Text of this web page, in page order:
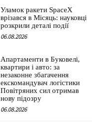
Уламок ракети SpaceX
врізався в Місяць: науковці
розкрили деталі події
06.08.2026
Апартаменти в Буковелі,
квартири і авто: за
незаконне збагачення
екскомандувач логістики
Повітряних сил отримав
нову підозру
06.08.2026